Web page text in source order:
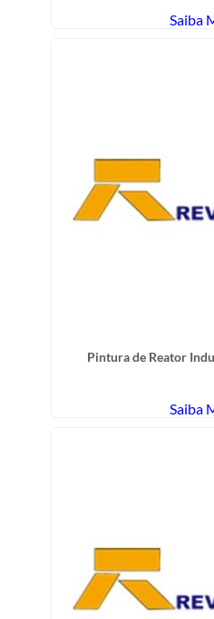
Saiba
Pintura de Reator
Saiba